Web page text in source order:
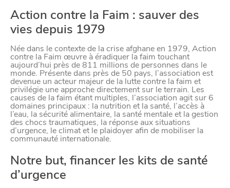
Action contre la Faim : sauver des
vies depuis 1979
Née dans le contexte de la crise afghane en 1979, Action
contre la Faim œuvre à éradiquer la faim touchant
aujourd’hui près de 811 millions de personnes dans le
monde. Présente dans près de 50 pays, l’association est
devenue un acteur majeur de la lutte contre la faim et
privilégie une approche directement sur le terrain. Les
causes de la faim étant multiples, l’association agit sur 6
domaines principaux : la nutrition et la santé, l’accès à
l’eau, la sécurité alimentaire, la santé mentale et la gestion
des chocs traumatiques, la réponse aux situations
d’urgence, le climat et le plaidoyer afin de mobiliser la
communauté internationale.
Notre but, financer les kits de santé
d’urgence
Afin de faciliter votre navigation et de vous
apporter le meilleur service possible, nous utilisons
des cookies pour améliorer le site aux besoins des
visiteurs, notamment selon la fréquentation.
Nos politique de confidentialité